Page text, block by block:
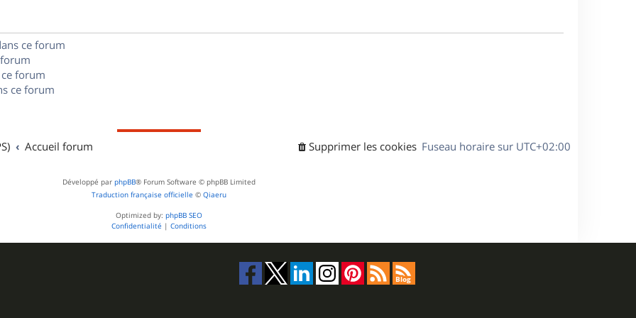
e
ce forum
forum
ce forum
Accueil forum Fuseau horaire sur UTC+02:00
Supprimer les cookies
Développé par phpBB® Forum Software © phpBB Limited
Traduction française officielle © Qiaeru
Optimized by: phpBB SEO
Confidentialité | Conditions